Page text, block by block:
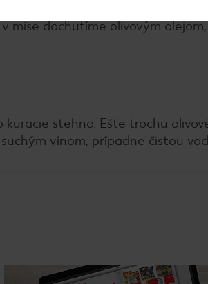
Pridáme lyžičku karí, šošovici
mise dochutíme olivovým
stehno. Ešte trochu
vínom, prípadne čistou